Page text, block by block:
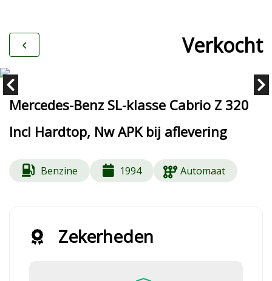
Verkocht
Mercedes-Benz SL-klasse Cabrio Z 320
Incl Hardtop, Nw APK bij aflevering
Benzine 1994 Automaat
Zekerheden